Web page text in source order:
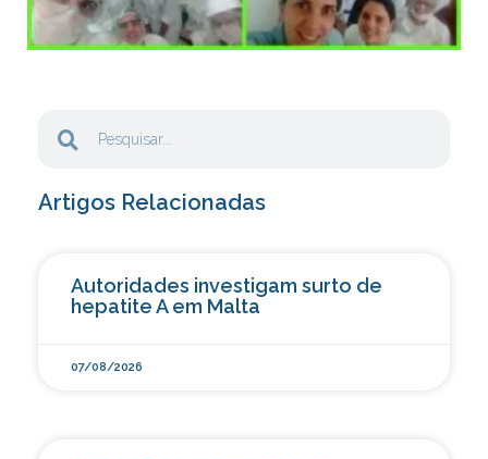
Artigos Relacionadas
Autoridades investigam surto de
hepatite A em Malta
07/08/2026